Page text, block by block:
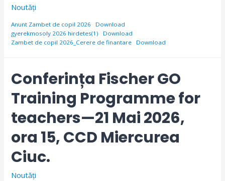
Noutăți
Anunt Zambet de copil 2026
Download
gyerekmosoly 2026 hirdetes(1)
Download
Zambet de copil 2026_Cerere de finantare
Download
Conferința Fischer GO
Training Programme for
teachers—21 Mai 2026,
ora 15, CCD Miercurea
Ciuc.
Noutăți